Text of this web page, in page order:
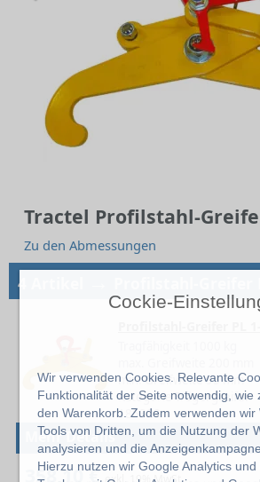
Cockie-
Wir verwenden Cookies. Relevante
Funktionalität der Seite notwendig, wie
den Warenkorb. Zudem verwenden wir
Tools von Dritten, um die Nutzung der
analysieren und die
Hierzu nutzen wir Google Analytics
Previous
Tractel Profilstahl-
Zu den Abmessungen
4 Artikel
min. Greifweite 95 mm
Kategorie Trägergreifer
185328
Mehr Details
358,10 €exkl. 19% MwSt.